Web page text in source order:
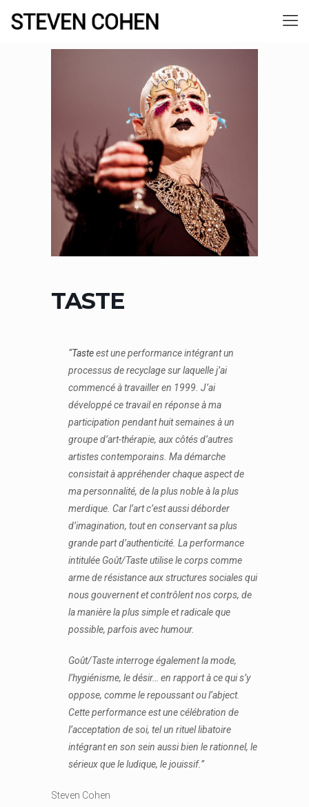
TASTE
“Tasteest une performance intégrant un
processus de recyclage sur laquelle j’ai
commencé à travailler en 1999. J’ai
développé ce travail en réponse à ma
participation pendant huit semaines à un
groupe d’art-thérapie, aux côtés d’autres
artistes contemporains. Ma démarche
consistait à appréhender chaque aspect de
ma personnalité, de la plus noble à la plus
merdique. Car l’art c’est aussi déborder
d’imagination, tout en conservant sa plus
grande part d’authenticité. La performance
intitulée Goût/Taste utilise le corps comme
arme de résistance aux structures sociales qui
nous gouvernent et contrôlent nos corps, de
la manière la plus simple et radicale que
possible, parfois avec humour.
Goût/Taste interroge également la mode,
l’hygiénisme, le désir… en rapport à ce qui s’y
oppose, comme le repoussant ou l’abject.
Cette performance est une célébration de
l’acceptation de soi, tel un rituel libatoire
intégrant en son sein aussi bien le rationnel, le
sérieux que le ludique, le jouissif.”
Steven Cohen